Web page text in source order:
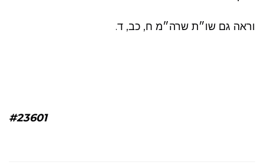
וראה גם שו״ת שרה״מ ח, כב, ד.
#23601